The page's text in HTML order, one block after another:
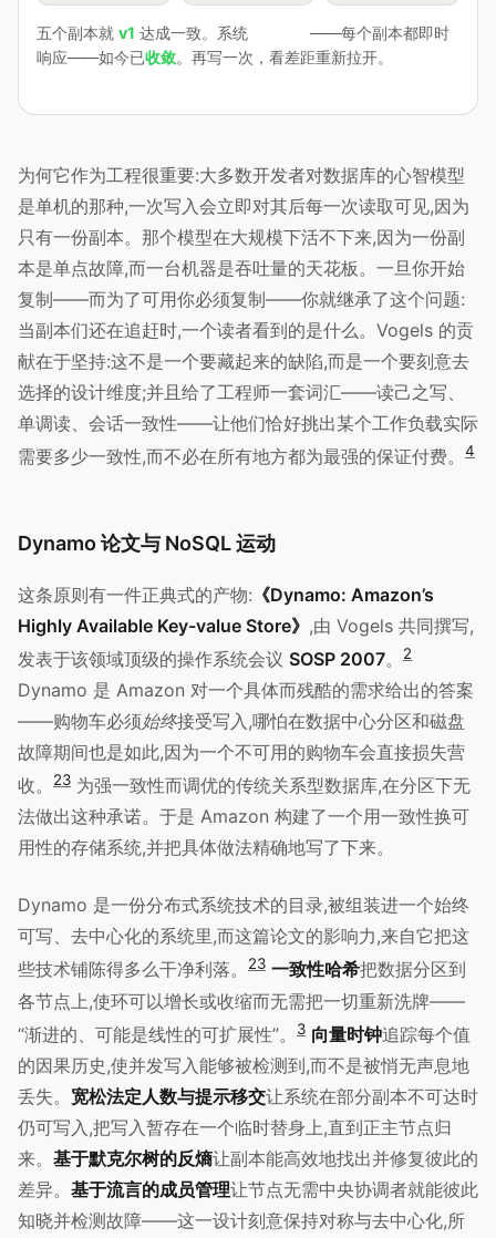
五个副本就 v1 达成一致。系统
——每个副本都即时
响应——如今已收敛。再写一次，看差距重新拉开。
为何它作为工程很重要:大多数开发者对数据库的心智模型
是单机的那种,一次写入会立即对其后每一次读取可见,因为
只有一份副本。那个模型在大规模下活不下来,因为一份副
本是单点故障,而一台机器是吞吐量的天花板。一旦你开始
复制——而为了可用你必须复制——你就继承了这个问题:
当副本们还在追赶时,一个读者看到的是什么。Vogels 的贡
献在于坚持:这不是一个要藏起来的缺陷,而是一个要刻意去
选择的设计维度;并且给了工程师一套词汇——读己之写、
单调读、会话一致性——让他们恰好挑出某个工作负载实际
需要多少一致性,而不必在所有地方都为最强的保证付费。
4
Dynamo 论文与 NoSQL 运动
这条原则有一件正典式的产物: 《Dynamo: Amazon’s
Highly Available Key-value Store》 ,由 Vogels 共同撰写,
发表于该领域顶级的操作系统会议 SOSP 2007。 2
Dynamo 是 Amazon 对一个具体而残酷的需求给出的答案
——购物车必须始终接受写入,哪怕在数据中心分区和磁盘
故障期间也是如此,因为一个不可用的购物车会直接损失营
收。
23 为强一致性而调优的传统关系型数据库,在分区下无
法做出这种承诺。于是 Amazon 构建了一个用一致性换可
用性的存储系统,并把具体做法精确地写了下来。
Dynamo 是一份分布式系统技术的目录,被组装进一个始终
可写、去中心化的系统里,而这篇论文的影响力,来自它把这
些技术铺陈得多么干净利落。
23 一致性哈希把数据分区到
各节点上,使环可以增长或收缩而无需把一切重新洗牌——
“渐进的、可能是线性的可扩展性”。
3 向量时钟追踪每个值
的因果历史,使并发写入能够被检测到,而不是被悄无声息地
丢失。 宽松法定人数与提示移交让系统在部分副本不可达时
仍可写入,把写入暂存在一个临时替身上,直到正主节点归
来。 基于默克尔树的反熵让副本能高效地找出并修复彼此的
差异。 基于流言的成员管理让节点无需中央协调者就能彼此
知晓并检测故障——这一设计刻意保持对称与去中心化,所